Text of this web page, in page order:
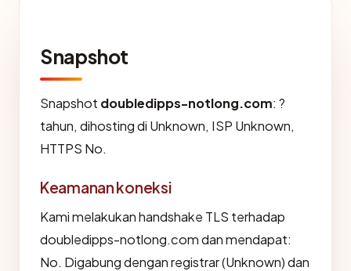
Snapshot
Snapshot doubledipps-notlong.com: ?
tahun, dihosting di Unknown, ISP Unknown,
HTTPS No.
Keamanan koneksi
Kami melakukan handshake TLS terhadap
doubledipps-notlong.com dan mendapat:
No. Digabung dengan registrar (Unknown) dan